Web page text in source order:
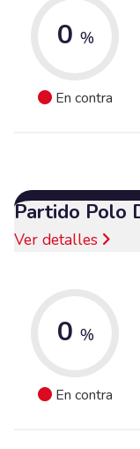
0 %
En contra
Partido Polo
Ver detalles
0 %
En contra